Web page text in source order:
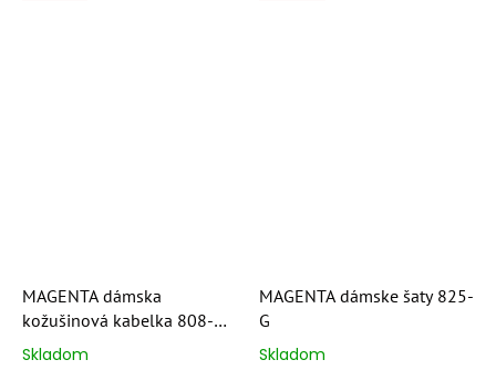
MAGENTA dámska
kožušinová kabelka 808-
G/C
Priemerné
Skladom
MAGENTA dámske šaty 825-
G
Priemerné
Skladom